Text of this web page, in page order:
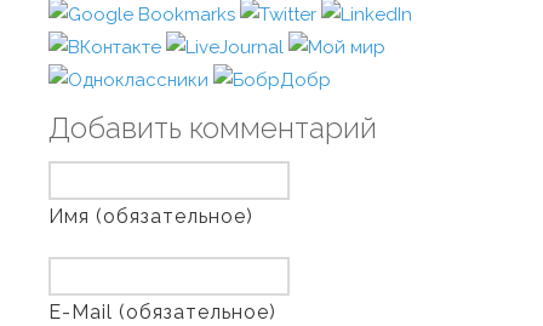
Добавить комментарий
Имя (обязательное)
E-Mail (обязательное)